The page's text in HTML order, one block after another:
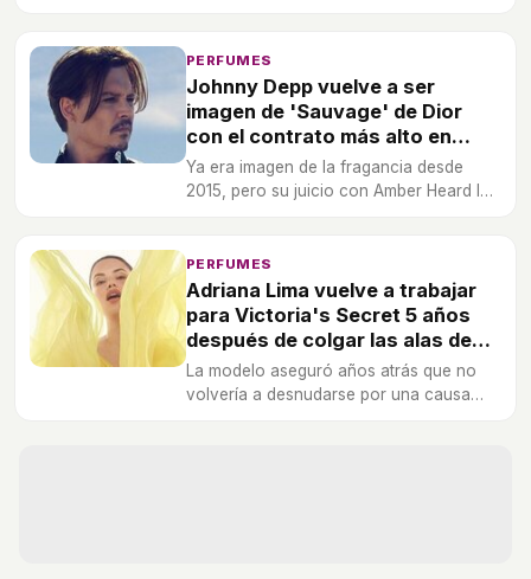
al mundo de la cosmética.
PERFUMES
Johnny Depp vuelve a ser
imagen de 'Sauvage' de Dior
con el contrato más alto en
historia de las fragancias
masculinas
Ya era imagen de la fragancia desde
2015, pero su juicio con Amber Heard lo
visible de la firma.
PERFUMES
Adriana Lima vuelve a trabajar
para Victoria's Secret 5 años
después de colgar las alas de
ángel
La modelo aseguró años atrás que no
volvería a desnudarse por una causa